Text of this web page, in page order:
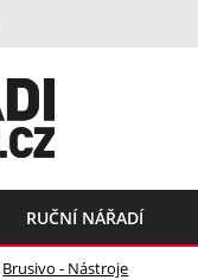
RUČNÍ NÁŘADÍ
Brusivo - Nástroje